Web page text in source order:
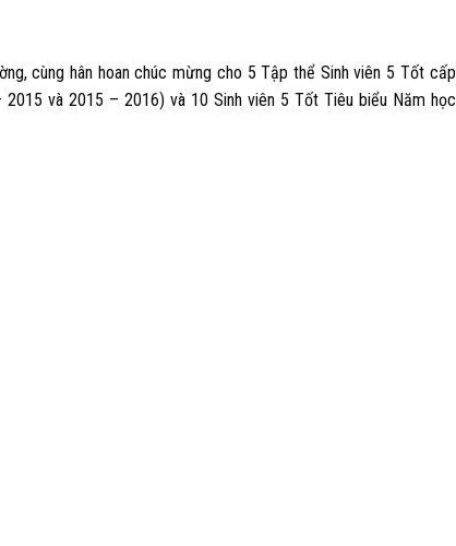
cùng hân hoan chúc mừng cho 5Tập thể Sinh viên 5 Tốt cấp
2015 và 2015 – 2016) và 10 Sinh viên 5 Tốt Tiêu biểu Năm học